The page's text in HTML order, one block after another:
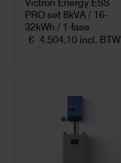
Victron Energy ESS
PRO set 8kVA / 16-
32kWh / 1-fase
€ 4.504,10 incl. BTW